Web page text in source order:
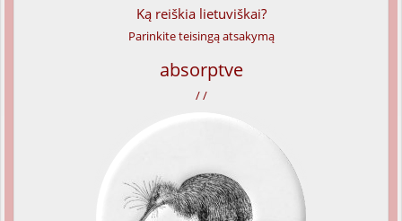
Ką reiškia lietuviškai?
Parinkite teisingą atsakymą
absorptve
/ /